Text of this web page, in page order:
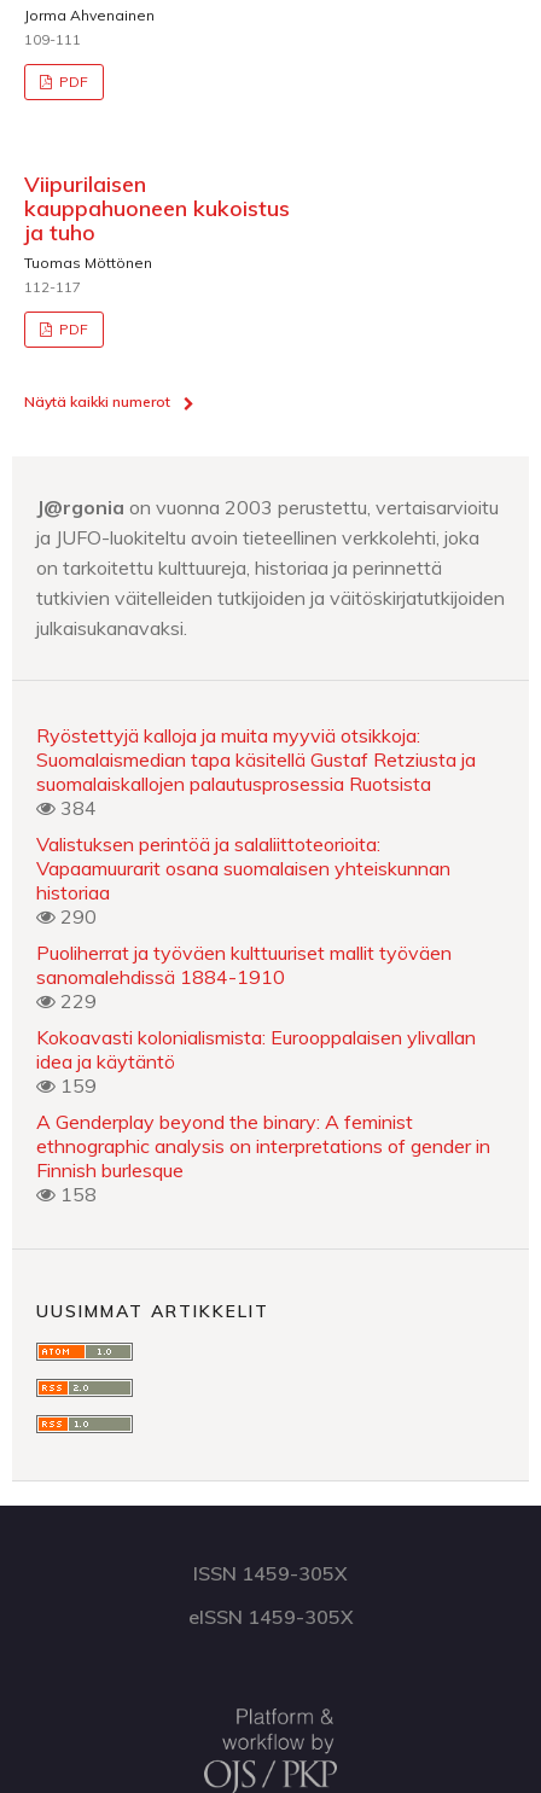
Jorma Ahvenainen
109-111
PDF
Viipurilaisen
kauppahuoneen kukoistus
ja tuho
Tuomas Möttönen
112-117
PDF
Näytä kaikki numerot
J@rgonia on vuonna 2003 perustettu, vertaisarvioitu
ja JUFO-luokiteltu avoin tieteellinen verkkolehti, joka
on tarkoitettu kulttuureja, historiaa ja perinnettä
tutkivien väitelleiden tutkijoiden ja väitöskirjatutkijoiden
julkaisukanavaksi.
Ryöstettyjä kalloja ja muita myyviä otsikkoja:
Suomalaismedian tapa käsitellä Gustaf Retziusta ja
suomalaiskallojen palautusprosessia Ruotsista
384
Valistuksen perintöä ja salaliittoteorioita:
Vapaamuurarit osana suomalaisen yhteiskunnan
historiaa
290
Puoliherrat ja työväen kulttuuriset mallit työväen
sanomalehdissä 1884-1910
229
Kokoavasti kolonialismista: Eurooppalaisen ylivallan
idea ja käytäntö
159
A Genderplay beyond the binary: A feminist
ethnographic analysis on interpretations of gender in
Finnish burlesque
158
UUSIMMAT ARTIKKELIT
ISSN 1459-305X
eISSN 1459-305X